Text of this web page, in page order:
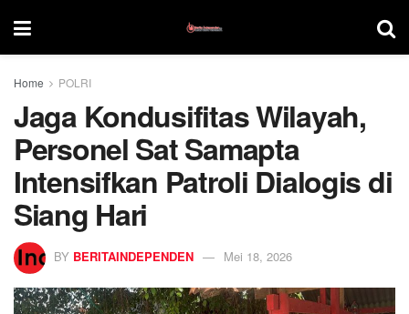
Home POLRI
Jaga Kondusifitas Wilayah,
Personel Sat Samapta
Intensifkan Patroli Dialogis di
Siang Hari
BY BERITAINDEPENDEN Mei 18, 2026